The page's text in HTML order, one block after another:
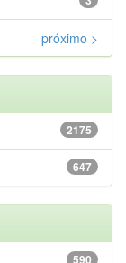
próximo >
2175
647
590